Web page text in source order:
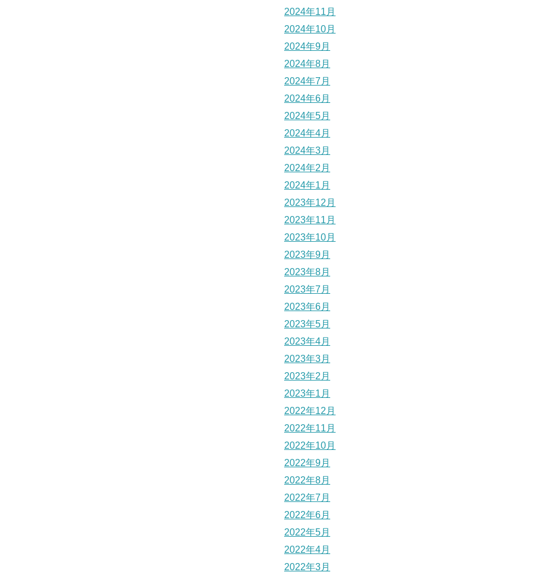
2024年11月
2024年10月
2024年9月
2024年8月
2024年7月
2024年6月
2024年5月
2024年4月
2024年3月
2024年2月
2024年1月
2023年12月
2023年11月
2023年10月
2023年9月
2023年8月
2023年7月
2023年6月
2023年5月
2023年4月
2023年3月
2023年2月
2023年1月
2022年12月
2022年11月
2022年10月
2022年9月
2022年8月
2022年7月
2022年6月
2022年5月
2022年4月
2022年3月